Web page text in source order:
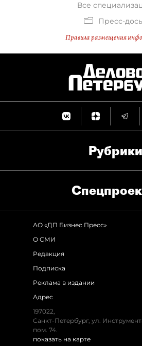
Все
Пресс-
Правила размещения
Рубрики
АО «ДП Бизнес Пресс»
О СМИ
Редакция
Подписка
Реклама в издании
Адрес
197022,
Санкт-Петербург, ул.
пом. 74.
показать на карте